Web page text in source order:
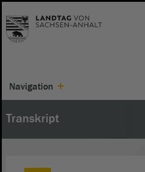
Navigation
Transkript